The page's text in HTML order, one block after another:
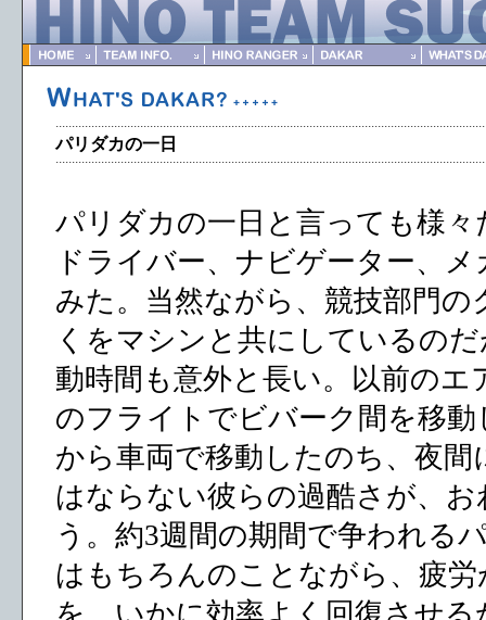
パリダカの一日
パリダカの一日と言っても様
ドライバー、ナビゲーター、
みた。当然ながら、競技部門の
くをマシンと共にしているの
動時間も意外と長い。以前のエ
のフライトでビバーク間を移
から車両で移動したのち、夜
はならない彼らの過酷さが、
う。約3週間の期間で争われる
はもちろんのことながら、疲
を、いかに効率よく回復させ